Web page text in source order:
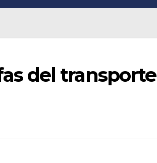
del transporte